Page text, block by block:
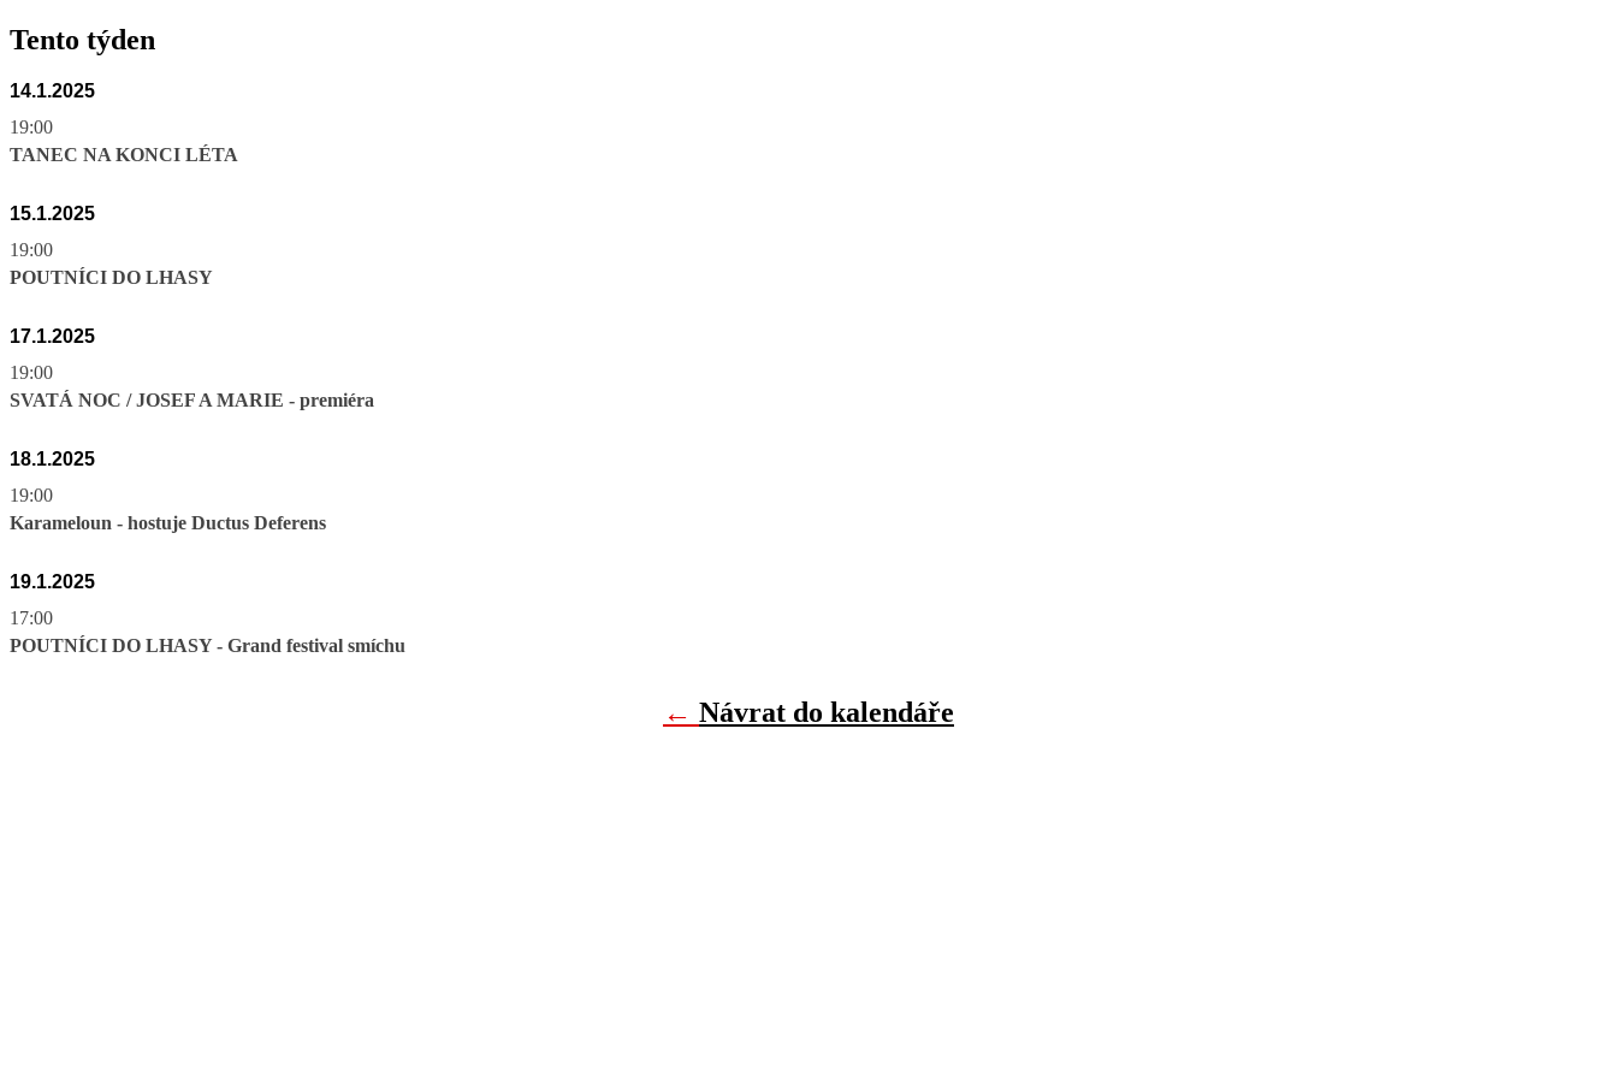
Tento týden
14.1.2025
19:00
TANEC NA KONCI LÉTA
15.1.2025
19:00
POUTNÍCI DO LHASY
17.1.2025
19:00
SVATÁ NOC / JOSEF A MARIE - premiéra
18.1.2025
19:00
Karameloun - hostuje Ductus Deferens
19.1.2025
17:00
POUTNÍCI DO LHASY - Grand festival smíchu
← Návrat do kalendáře